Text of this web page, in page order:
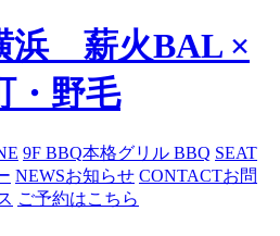
浜 薪火BAL ×
・野毛
9F BBQ本格グリル BBQ SEAT
NEWSお知らせ CONTACTお問
ご予約はこちら